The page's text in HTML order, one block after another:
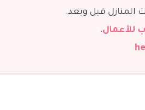
قبل وبعد.
للأعمال.